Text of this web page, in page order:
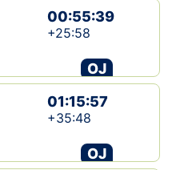
00:55:39
+25:58
OJ
01:15:57
+35:48
OJ